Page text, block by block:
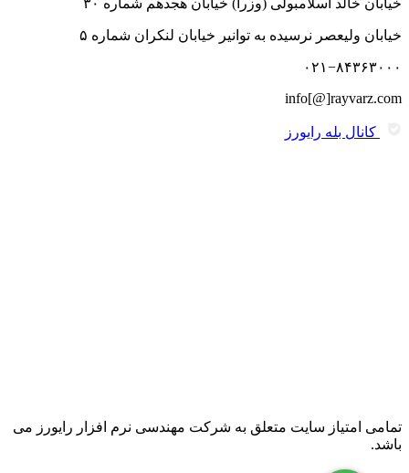
خیابان خالد اسلامبولی (وزرا) خیابان هجدهم شماره ۳۰
خیابان ولیعصر نرسیده به توانیر خیابان لنکران شماره ۵
۰۲۱−۸۴۳۶۳۰۰۰
info[@]rayvarz.com
کانال بله رایورز
تمامی امتیاز سایت متعلق به شرکت مهندسی نرم افزار رایورز می
باشد.